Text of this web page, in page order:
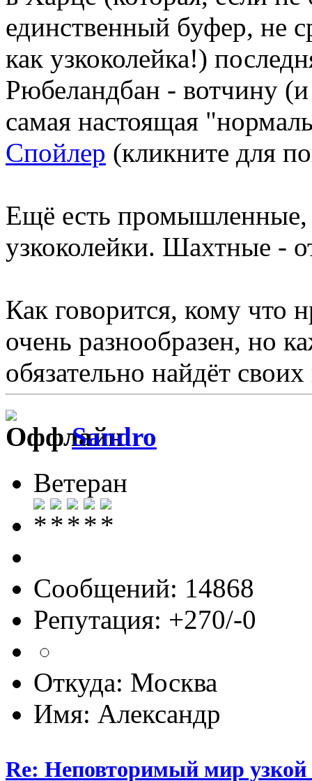
единственный буфер, не
как узкоколейка!)
Рюбеландбан - вотчину
самая настоящая
Спойлер (кликните для
Ещё есть промышленные,
узкоколейки. Шахтные -
Как говорится, кому что
очень разнообразен, но
обязательно найдёт
Sandro
Ветеран
Сообщений: 14868
Репутация: +270/-0
Откуда: Москва
Имя: Александр
Re: Неповторимый мир узкой